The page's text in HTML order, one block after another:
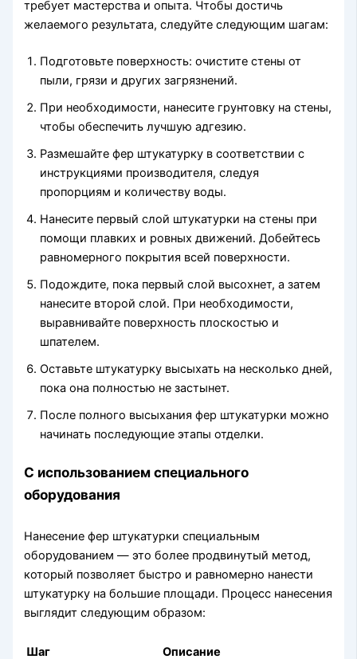
требует мастерства и опыта. Чтобы достичь
желаемого результата, следуйте следующим шагам:
Подготовьте поверхность: очистите стены от
пыли, грязи и других загрязнений.
При необходимости, нанесите грунтовку на стены,
чтобы обеспечить лучшую адгезию.
Размешайте фер штукатурку в соответствии с
инструкциями производителя, следуя
пропорциям и количеству воды.
Нанесите первый слой штукатурки на стены при
помощи плавких и ровных движений. Добейтесь
равномерного покрытия всей поверхности.
Подождите, пока первый слой высохнет, а затем
нанесите второй слой. При необходимости,
выравнивайте поверхность плоскостью и
шпателем.
Оставьте штукатурку высыхать на несколько дней,
пока она полностью не застынет.
После полного высыхания фер штукатурки можно
начинать последующие этапы отделки.
С использованием специального
оборудования
Нанесение фер штукатурки специальным
оборудованием — это более продвинутый метод,
который позволяет быстро и равномерно нанести
штукатурку на большие площади. Процесс нанесения
выглядит следующим образом:
Шаг Описание